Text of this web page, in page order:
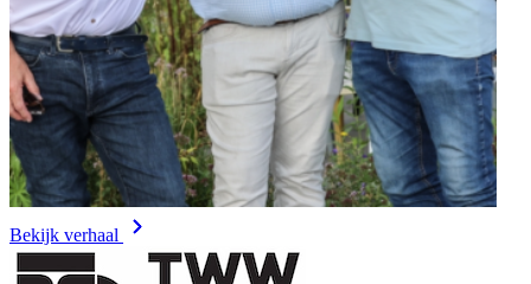
Bekijk verhaal